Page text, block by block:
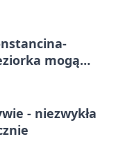
mogą
- niezwykła